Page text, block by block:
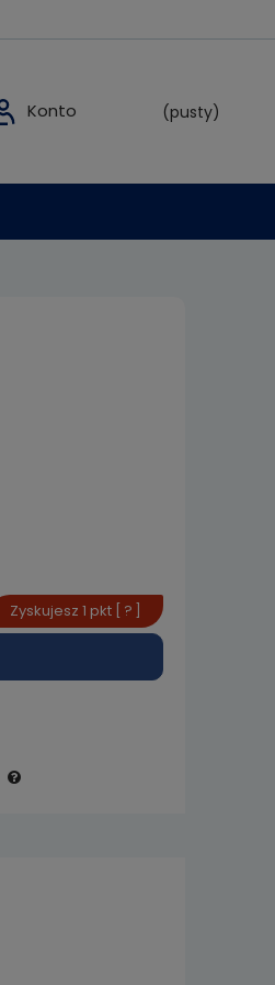
(pusty)
Zyskujesz 1 pkt [ ? ]